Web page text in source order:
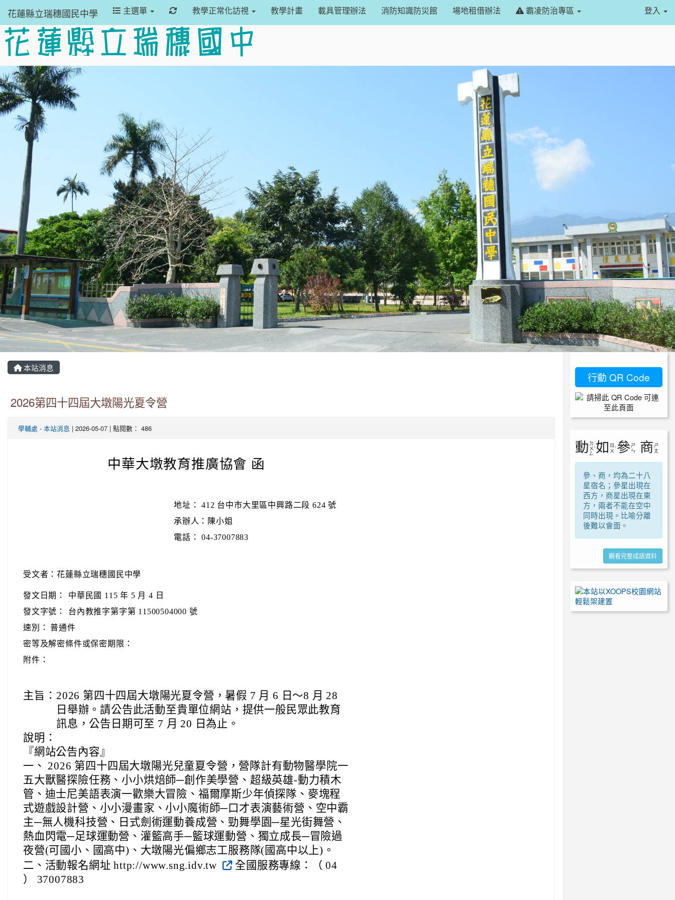
花蓮縣立瑞穗國民中學 主選單 重新取得佈景設定
教學正常化訪視 教學計畫 載具管理辦法 消防知識防災館 場地租借辦法 霸凌防治專區 登入
本站消息
2026第四十四屆大墩陽光夏令營
學輔處 - 本站消息 | 2026-05-07 | 點閱數： 486
中華大墩教育推廣協會 函
地址： 412 台中市大里區中興路二段 624 號
承辦人：陳小姐
電話： 04-37007883
受文者：花蓮縣立瑞穗國民中學
發文日期：
中華民國 115 年 5 月 4 日
發文字號：
台內教推字第字第 11500504000 號
速別： 普通件
密等及解密條件或保密期限：
附件：
主旨： 2026 第四十四屆大墩陽光夏令營，暑假 7 月 6 日～8 月 28
日舉辦。請公告此活動至貴單位網站，提供一般民眾此教育
訊息，公告日期可至 7 月 20 日為止。
說明：
『網站公告內容』
一、 2026 第四十四屆大墩陽光兒童夏令營，營隊計有動物醫學院一
五大獸醫探險任務、小小烘焙師─創作美學營、超級英雄-動力積木
管、迪士尼美語表演一歡樂大冒險、福爾摩斯少年偵探隊、麥塊程
式遊戲設計營、小小漫畫家、小小魔術師─口才表演藝術營、空中霸
主─無人機科技營、日式劍術運動養成營、勁舞學園─星光街舞營、
熱血閃電─足球運動營、灌籃高手─籃球運動營、獨立成長─冒險過
夜營(可國小、國高中)、大墩陽光偏鄉志工服務隊(國高中以上)。
二、活動報名網址 http://www.sng.idv.tw
全國服務專線：（ 04
） 37007883
行動 QR Code
動 ㄉ
ㄨ
ㄥ
ˋ如 ㄖ
ㄨ ˊ參 ㄕ
ㄣ
商 ㄕ
ㄤ
參、商，均為二十八
星宿名；參星出現在
西方，商星出現在東
方，兩者不能在空中
同時出現。比喻分離
後難以會面。
觀看完整成語資料